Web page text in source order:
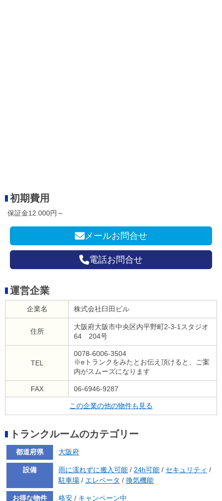
初期費用
保証金12.000円～
メールお問合せ
電話お問合せ
運営企業
企業名 株式会社臼田ビル
住所
大阪府大阪市中央区内平野町2-3-1スタジオ
64 204号
TEL
0078-6006-3504
※eトランクをみたとお伝え頂けると、ご案
内がスムーズになります
FAX 06-6946-9287
この企業の他の物件も見る
トランクルームのカテゴリー
都道府県 大阪府
設備 雨に濡れずに搬入可能 / 24h可能 / セキュリティ /
駐車場 / エレベータ / 換気機能
お得な物件 格安 / キャンペーン中